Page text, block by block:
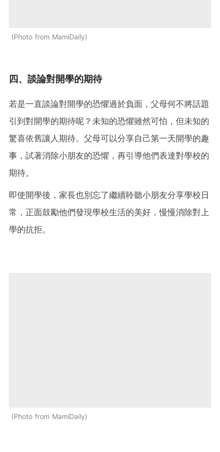
Photo from MamiDaily
四、談論對開學的期待
若是一直談論對開學的恐懼過於負面，父母何不將話題
引到對開學的期待呢？未知的恐懼雖然可怕，但未知的
驚喜依舊讓人期待。父母可以分享自己第一天開學的趣
事，試著消除小朋友的恐懼，再引導他們表達對學校的
期待。
即使開學後，家長也別忘了繼續聆聽小朋友分享學校日
常，正面鼓勵他們發現學校生活的美好，慢慢消除對上
學的抗拒。
Photo from MamiDaily